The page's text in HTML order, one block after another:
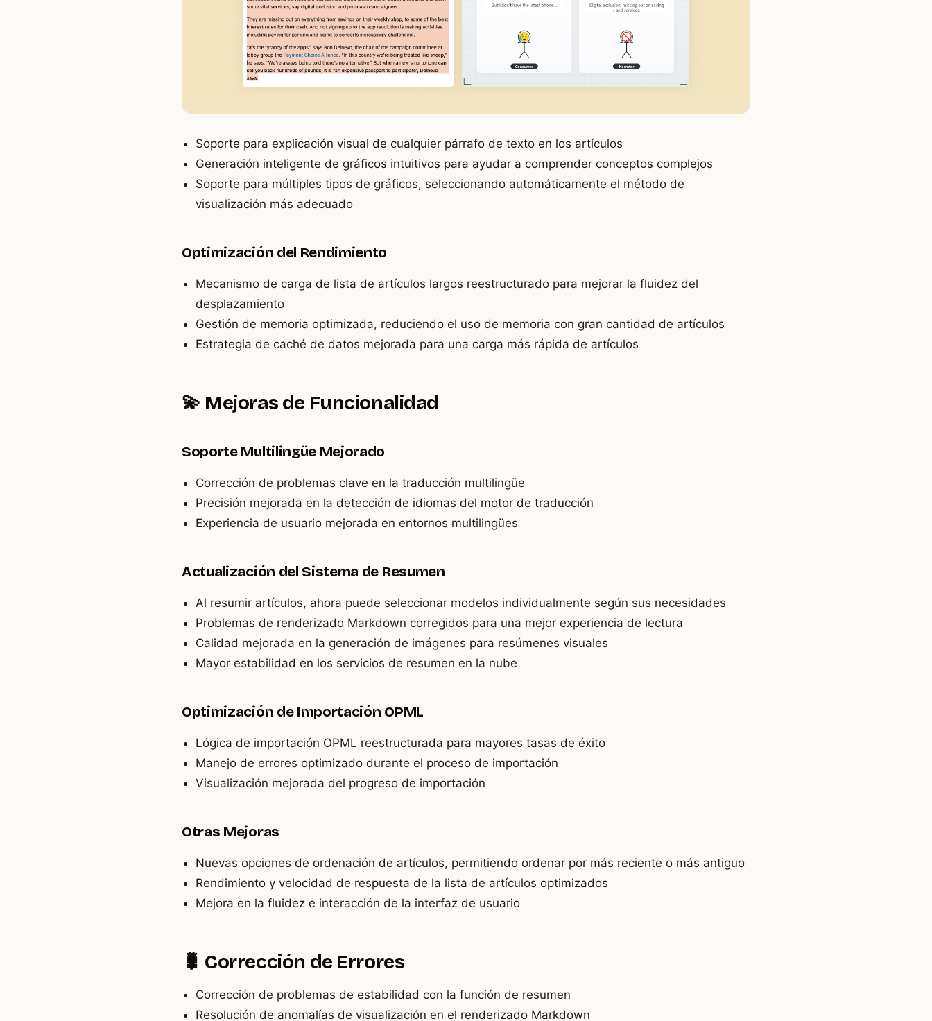
Soporte para explicación visual de cualquier párrafo de texto en los artículos
Generación inteligente de gráficos intuitivos para ayudar a comprender conceptos complejos
Soporte para múltiples tipos de gráficos, seleccionando automáticamente el método de
visualización más adecuado
Optimización del Rendimiento
Mecanismo de carga de lista de artículos largos reestructurado para mejorar la fluidez del
desplazamiento
Gestión de memoria optimizada, reduciendo el uso de memoria con gran cantidad de artículos
Estrategia de caché de datos mejorada para una carga más rápida de artículos
💫 Mejoras de Funcionalidad
Soporte Multilingüe Mejorado
Corrección de problemas clave en la traducción multilingüe
Precisión mejorada en la detección de idiomas del motor de traducción
Experiencia de usuario mejorada en entornos multilingües
Actualización del Sistema de Resumen
Al resumir artículos, ahora puede seleccionar modelos individualmente según sus necesidades
Problemas de renderizado Markdown corregidos para una mejor experiencia de lectura
Calidad mejorada en la generación de imágenes para resúmenes visuales
Mayor estabilidad en los servicios de resumen en la nube
Optimización de Importación OPML
Lógica de importación OPML reestructurada para mayores tasas de éxito
Manejo de errores optimizado durante el proceso de importación
Visualización mejorada del progreso de importación
Otras Mejoras
Nuevas opciones de ordenación de artículos, permitiendo ordenar por más reciente o más antiguo
Rendimiento y velocidad de respuesta de la lista de artículos optimizados
Mejora en la fluidez e interacción de la interfaz de usuario
🐛 Corrección de Errores
Corrección de problemas de estabilidad con la función de resumen
Resolución de anomalías de visualización en el renderizado Markdown